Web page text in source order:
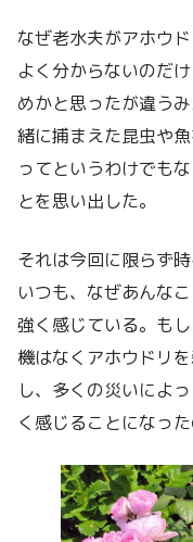
なぜ老水夫がアホウ
よく分からないのだ
めかと思ったが違う
緒に捕まえた昆虫や
ってというわけでも
とを思い出した。
それは今回に限らず
いつも、なぜあんな
強く感じている。も
機はなくアホウドリ
し、多くの災いによ
く感じることになった